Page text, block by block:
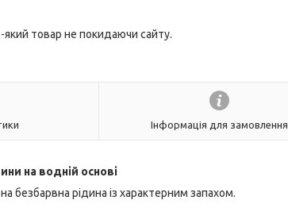
товар не покидаючи сайту.
Інформація для замовлення
на водній основі
безбарвна рідина із характерним запахом.